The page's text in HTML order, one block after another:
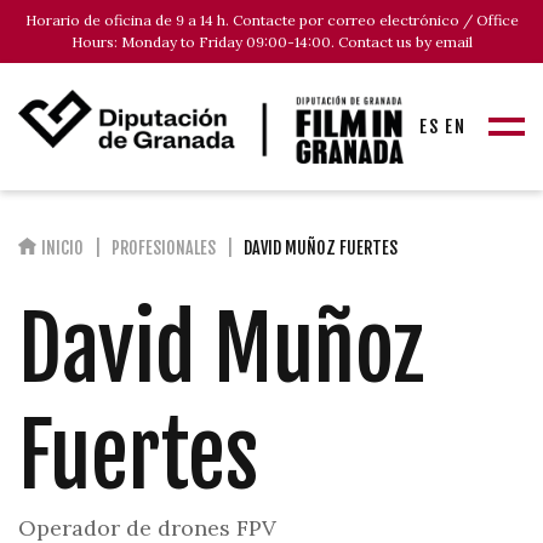
Horario de oficina de 9 a 14 h. Contacte por correo electrónico / Office
Hours: Monday to Friday 09:00-14:00. Contact us by email
ES EN
INICIO PROFESIONALES DAVID MUÑOZ FUERTES
David Muñoz
Fuertes
Operador de drones FPV